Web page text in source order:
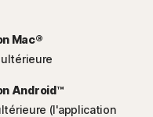
Mac®
ultérieure
Android™
(l'application